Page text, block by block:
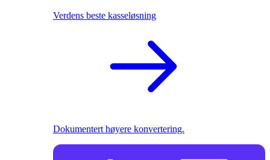
Verdens beste kasseløsning
Dokumentert høyere konvertering.